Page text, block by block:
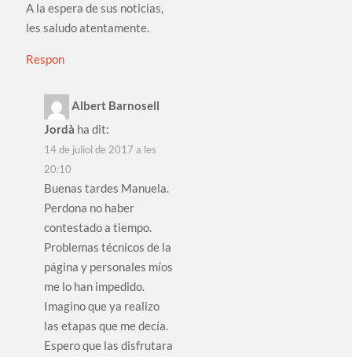
A la espera de sus noticias,
les saludo atentamente.
Respon
Albert Barnosell
Jordà ha dit:
14 de juliol de 2017 a les
20:10
Buenas tardes Manuela.
Perdona no haber
contestado a tiempo.
Problemas técnicos de la
página y personales míos
me lo han impedido.
Imagino que ya realizo
las etapas que me decía.
Espero que las disfrutara